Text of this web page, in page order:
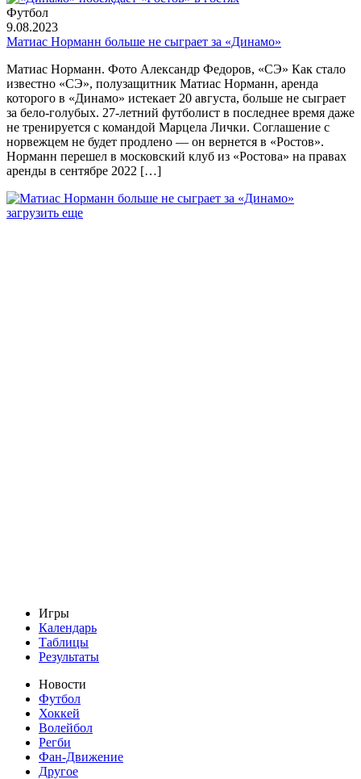
Футбол
9.08.2023
Матиас Норманн больше не сыграет за «Динамо»
Матиас Норманн. Фото Александр Федоров, «СЭ» Как стало
известно «СЭ», полузащитник Матиас Норманн, аренда
которого в «Динамо» истекает 20 августа, больше не сыграет
за бело-голубых. 27-летний футболист в последнее время даже
не тренируется с командой Марцела Лички. Соглашение с
норвежцем не будет продлено — он вернется в «Ростов».
Норманн перешел в московский клуб из «Ростова» на правах
аренды в сентябре 2022 […]
загрузить еще
Игры
Календарь
Таблицы
Результаты
Новости
Футбол
Хоккей
Волейбол
Регби
Фан-Движение
Другое